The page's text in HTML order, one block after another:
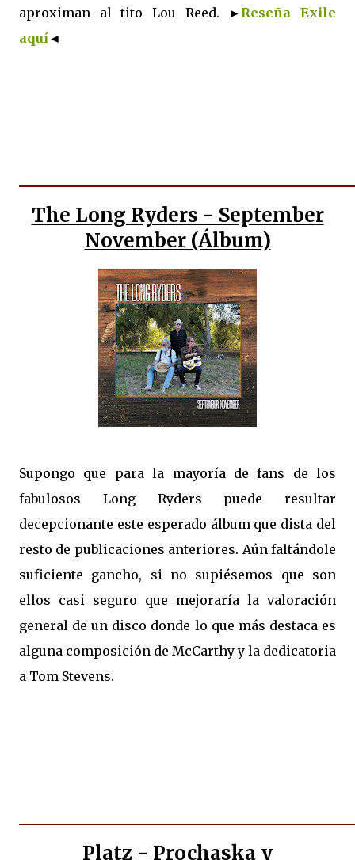
aproximan al tito Lou Reed.
► Reseña Exile
aquí◄
The Long Ryders - September
November (Álbum)
Supongo que para la mayoría de fans de los
fabulosos Long Ryders puede resultar
decepcionante este esperado álbum que dista del
resto de publicaciones anteriores. Aún faltándole
suficiente gancho, si no supiésemos que son
ellos casi seguro que mejoraría la valoración
general de un disco donde lo que más destaca es
alguna composición de McCarthy y la dedicatoria
a Tom Stevens.
Platz - Prochaska y